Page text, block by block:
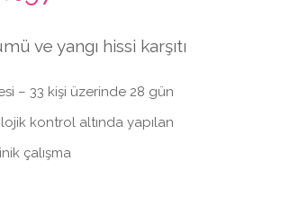
ve yangı hissi karşıtı
– 33 kişi üzerinde 28 gün
kontrol altında yapılan
çalışma